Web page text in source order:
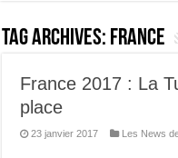
Tag Archives: France
France 2017 : La
place
23 janvier 2017 Les News